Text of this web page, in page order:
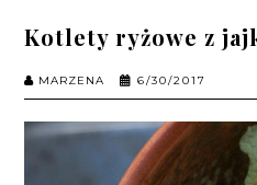
Kotlety ryżowe z
MARZENA 6/30/2017